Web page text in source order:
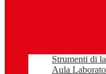
Strumenti di
Aula